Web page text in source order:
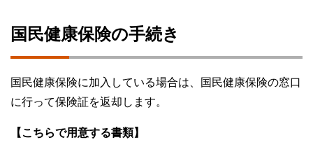
国民健康保険の手続き
国民健康保険に加入している場合は、国民健康保険の窓口
に行って保険証を返却します。
【こちらで用意する書類】